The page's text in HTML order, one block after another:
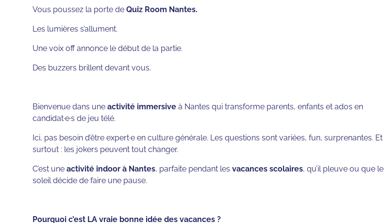
Vous poussez la porte deQuiz Room Nantes.
Les lumières s’allument.
Une voix off annonce le début de la partie.
Des buzzers brillent devant vous.
Bienvenue dans uneactivité immersive à Nantes qui transforme parents, enfants et ados en
candidat·e·s de jeu télé.
Ici, pas besoin d’être expert·e en culture générale. Les questions sont variées, fun, surprenantes. Et
surtout : les jokers peuvent tout changer.
C’est uneactivité indoor à Nantes, parfaite pendant les vacances scolaires, qu’il pleuve ou que le
soleil décide de faire une pause.
Pourquoi c’est LA vraie bonne idée des vacances ?